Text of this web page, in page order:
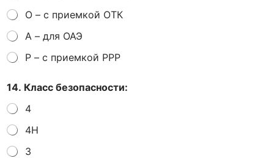
О – с приемкой ОТК
А – для ОАЭ
Р – с приемкой РРР
14. Класс безопасности:
4
4Н
3